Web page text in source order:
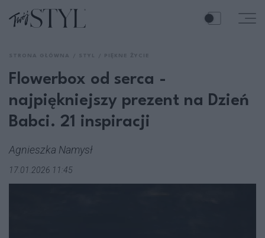
Flowerbox od serca -
najpiękniejszy prezent na Dzień
Babci. 21 inspiracji
Agnieszka Namysł
17.01.2026 11:45